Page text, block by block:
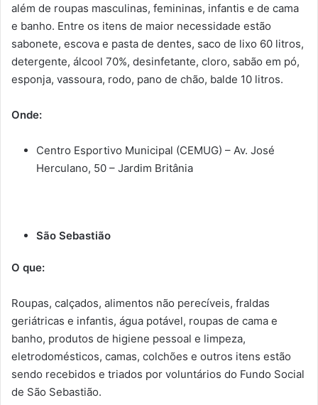
além de roupas masculinas, femininas, infantis e de cama
e banho. Entre os itens de maior necessidade estão
sabonete, escova e pasta de dentes, saco de lixo 60 litros,
detergente, álcool 70%, desinfetante, cloro, sabão em pó,
esponja, vassoura, rodo, pano de chão, balde 10 litros.
Onde:
Centro Esportivo Municipal (CEMUG) – Av. José
Herculano, 50 – Jardim Britânia
São Sebastião
O que:
Roupas, calçados, alimentos não perecíveis, fraldas
geriátricas e infantis, água potável, roupas de cama e
banho, produtos de higiene pessoal e limpeza,
eletrodomésticos, camas, colchões e outros itens estão
sendo recebidos e triados por voluntários do Fundo Social
de São Sebastião.